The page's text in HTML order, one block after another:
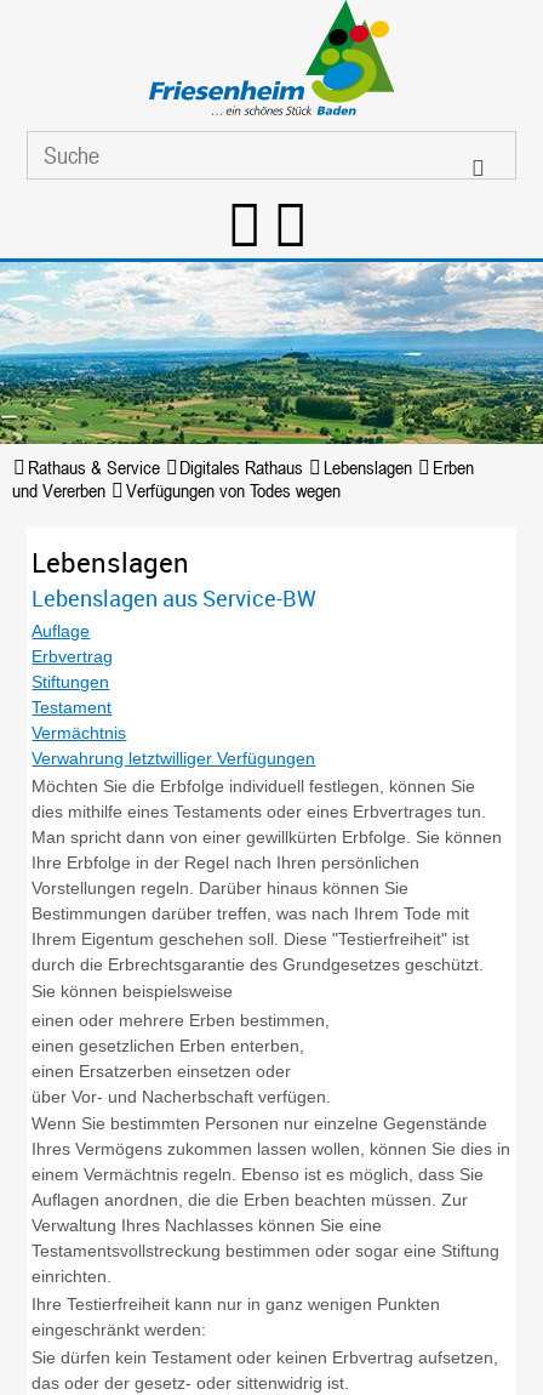
Rathaus & Service Digitales Rathaus Lebenslagen
Erben
und Vererben
Verfügungen von Todes wegen
Lebenslagen
Lebenslagen aus Service-BW
Auflage
Erbvertrag
Stiftungen
Testament
Vermächtnis
Verwahrung letztwilliger Verfügungen
Möchten Sie die Erbfolge individuell festlegen, können Sie
dies mithilfe eines Testaments oder eines Erbvertrages tun.
Man spricht dann von einer gewillkürten Erbfolge. Sie können
Ihre Erbfolge in der Regel nach Ihren persönlichen
Vorstellungen regeln. Darüber hinaus können Sie
Bestimmungen darüber treffen, was nach Ihrem Tode mit
Ihrem Eigentum geschehen soll. Diese "Testierfreiheit" ist
durch die Erbrechtsgarantie des Grundgesetzes geschützt.
Sie können beispielsweise
einen oder mehrere Erben bestimmen,
einen gesetzlichen Erben enterben,
einen Ersatzerben einsetzen oder
über Vor- und Nacherbschaft verfügen.
Wenn Sie bestimmten Personen nur einzelne Gegenstände
Ihres Vermögens zukommen lassen wollen, können Sie dies in
einem Vermächtnis regeln. Ebenso ist es möglich, dass Sie
Auflagen anordnen, die die Erben beachten müssen. Zur
Verwaltung Ihres Nachlasses können Sie eine
Testamentsvollstreckung bestimmen oder sogar eine Stiftung
einrichten.
Ihre Testierfreiheit kann nur in ganz wenigen Punkten
eingeschränkt werden:
Sie dürfen kein Testament oder keinen Erbvertrag aufsetzen,
das oder der gesetz- oder sittenwidrig ist.